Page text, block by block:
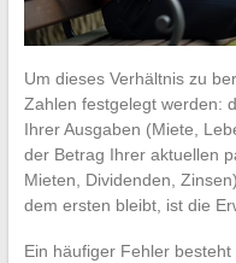
Um dieses Verhältnis zu
Zahlen festgelegt werden:
Ihrer Ausgaben (Miete,
der Betrag Ihrer aktuellen
Mieten, Dividenden,
dem ersten bleibt, ist die
Ein häufiger Fehler